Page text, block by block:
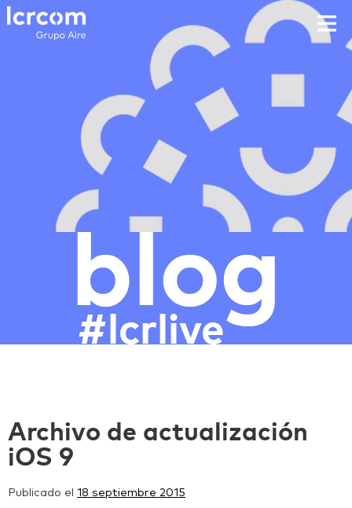
Archivo de actualización
iOS 9
Publicado el 18 septiembre 2015